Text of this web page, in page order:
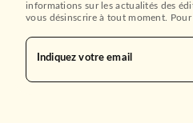
informations sur les actualités des
vous désinscrire à tout moment.
Indiquez votre email